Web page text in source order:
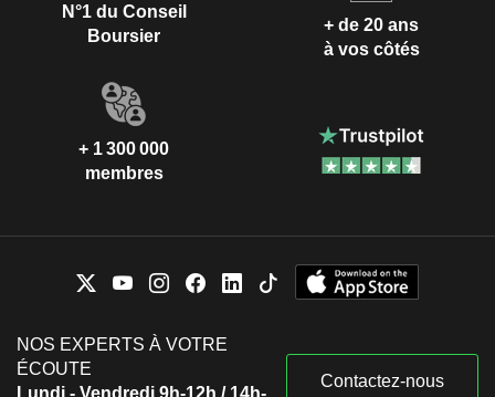
N°1 du Conseil
Boursier
+ de 20 ans
à vos côtés
+ 1 300 000
membres
NOS EXPERTS À VOTRE
ÉCOUTE
Lundi - Vendredi 9h-12h / 14h-
Contactez-nous